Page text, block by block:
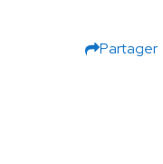
Partager